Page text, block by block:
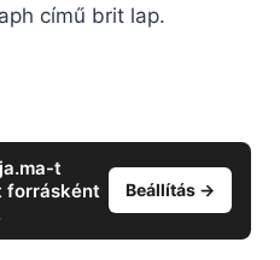
című brit lap.
t
forrásként
Beállítás →